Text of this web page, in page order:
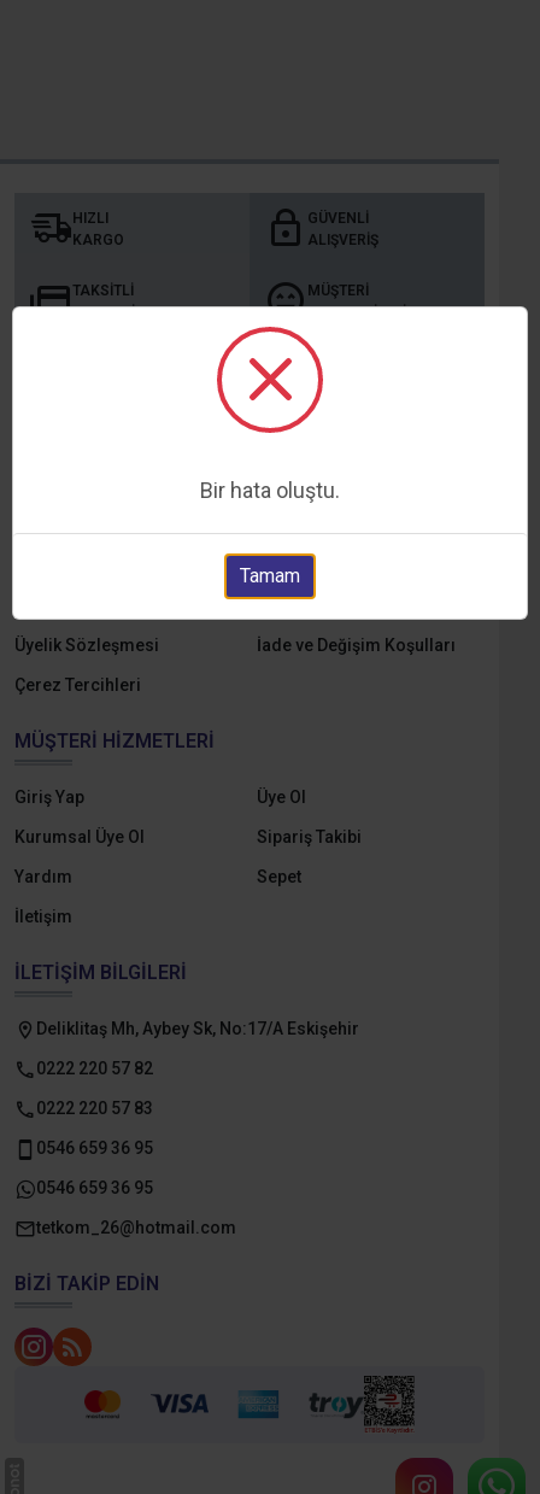
HIZLI
KARGO
GÜVENLI
ALIŞVERIŞ
TAKSITLI
ALIŞVERIŞ
MÜŞTERI
MEMNUNIYETI
E-Katalog
Ödeme ve Teslimat
Üyelik Sözleşmesi İade ve Değişim Koşulları
Çerez Tercihleri
MÜŞTERI HIZMETLERI
Giriş Yap Üye Ol
Kurumsal Üye Ol Sipariş Takibi
Yardım Sepet
İletişim
İLETIŞIM BILGILERI
Deliklitaş Mh, Aybey Sk, No:17/A Eskişehir
0222 220 57 82
0222 220 57 83
0546 659 36 95
0546 659 36 95
tetkom_26@hotmail.com
BIZI TAKIP EDIN
Bir hata oluştu.
Tamam